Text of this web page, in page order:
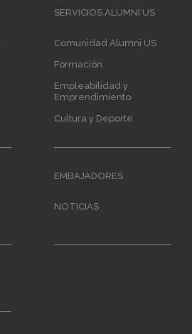
SERVICIOS ALUMNI US
Comunidad Alumni US
Formación
Empleabilidad y
Emprendimiento
Cultura y Deporte
EMBAJADORES
NOTICIAS